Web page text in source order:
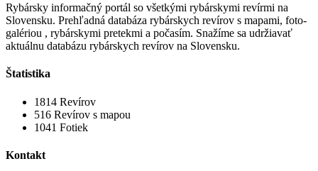
Rybársky informačný portál so všetkými rybárskymi revírmi na
Slovensku. Prehľadná databáza rybárskych revírov s mapami, foto-
galériou , rybárskymi pretekmi a počasím. Snažíme sa udržiavať
aktuálnu databázu rybárskych revírov na Slovensku.
Štatistika
1814 Revírov
516 Revírov s mapou
1041 Fotiek
Kontakt